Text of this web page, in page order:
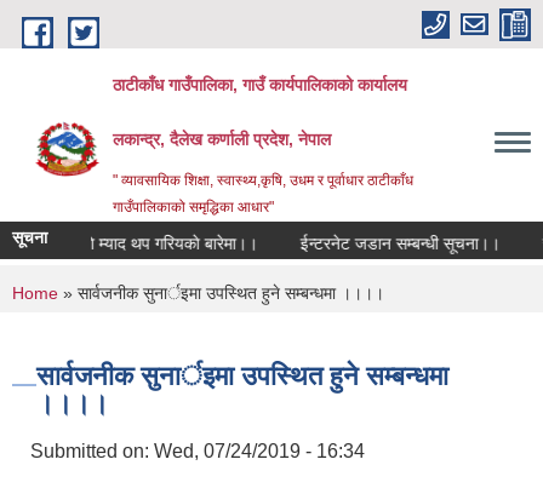
Skip to main content
ठाटीकाँध गाउँपालिका, गाउँ कार्यपालिकाको कार्यालय
लकान्द्र, दैलेख कर्णाली प्रदेश, नेपाल
" व्यावसायिक शिक्षा, स्वास्थ्य,कृषि, उधम र पूर्वाधार ठाटीकाँध
गाउँपालिकाको समृद्धिका आधार"
सूचनासूचनाकाे म्याद थप गरियकाे बारेमा।। ईन्टरनेट जडान सम्बन्धी सूचना।।
You are here
Home » सार्वजनीक सुनार्इमा उपस्थित हुने सम्बन्धमा ।।।।
सार्वजनीक सुनार्इमा उपस्थित हुने सम्बन्धमा
।।।।
Submitted on: Wed, 07/24/2019 - 16:34